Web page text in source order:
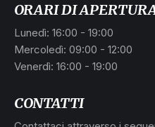
CONTATTI
ORARI DI
Lunedì: 16:00 - 19:00
Mercoledì: 09:00 - 12:00
Venerdì: 16:00 - 19:00